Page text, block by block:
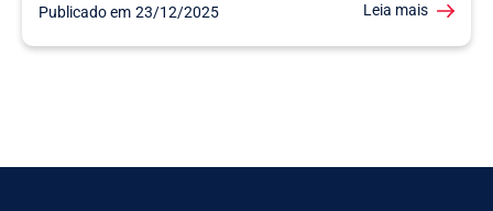
Publicado em 23/12/2025 Leia mais